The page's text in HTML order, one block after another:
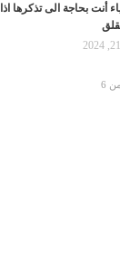
أنت بحاجة الى